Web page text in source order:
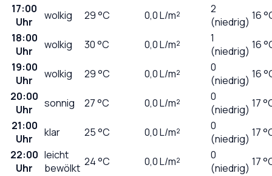
17:00
Uhr
wolkig 29°C 0,0L/m²
2
(niedrig) 16
18:00
Uhr
wolkig 30°C 0,0L/m²
1
(niedrig) 16
19:00
Uhr
wolkig 29°C 0,0L/m²
0
(niedrig) 16
20:00
Uhr
sonnig 27°C 0,0L/m²
0
(niedrig) 17
21:00
Uhr
klar 25°C 0,0L/m²
0
(niedrig) 17
22:00
Uhr
leicht
bewölkt 24°C 0,0L/m²
0
(niedrig) 17